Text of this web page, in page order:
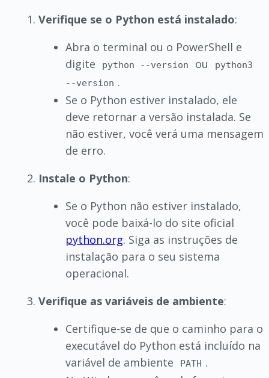
Verifique se o Python está instalado:
Abra o terminal ou o PowerShell e
digite
python --version ou
python3
--version .
Se o Python estiver instalado, ele
deve retornar a versão instalada. Se
não estiver, você verá uma mensagem
de erro.
Instale o Python:
Se o Python não estiver instalado,
você pode baixá-lo do site oficial
python.org. Siga as instruções de
instalação para o seu sistema
operacional.
Verifique as variáveis de ambiente:
Certifique-se de que o caminho para o
executável do Python está incluído na
variável de ambiente
PATH .